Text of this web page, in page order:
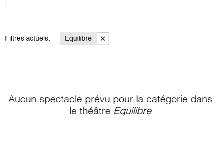
Filtres actuels: Equilibre
Aucun spectacle prévu pour la catégorie dans
le théâtre Equilibre